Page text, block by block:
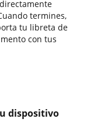
termines,
tu libreta de
con tus
dispositivo